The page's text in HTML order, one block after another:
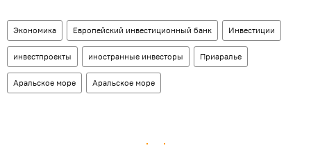
Экономика Европейский инвестиционный банк Инвестиции
инвестпроекты иностранные инвесторы Приаралье
Аральское море Аральское море